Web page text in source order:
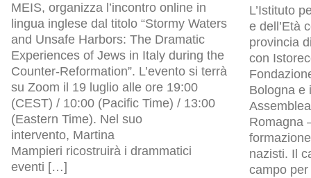
MEIS, organizza l’incontro online in
lingua inglese dal titolo “Stormy Waters
and Unsafe Harbors: The Dramatic
Experiences of Jews in Italy during the
Counter-Reformation”. L’evento si terrà
su Zoom il 19 luglio alle ore 19:00
(CEST) / 10:00 (Pacific Time) / 13:00
(Eastern Time). Nel suo
intervento, Martina
Mampieri ricostruirà i drammatici
eventi […]
L’Istituto
e dell’Età
provincia
con
Bologna e
Romagna
nazisti. Il
campo